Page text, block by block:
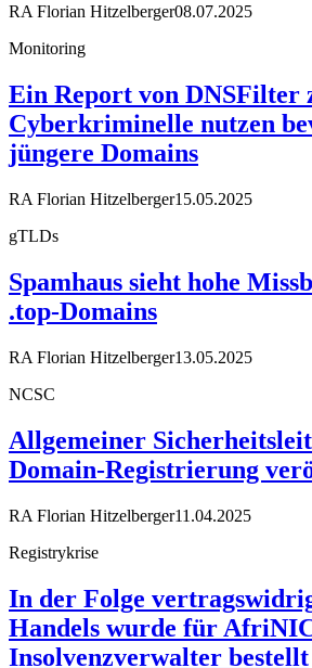
RA Florian Hitzelberger08.07.2025
Monitoring
Ein Report von DNSFilter
Cyberkriminelle nutzen
jüngere Domains
RA Florian Hitzelberger15.05.2025
gTLDs
Spamhaus sieht hohe
.top-Domains
RA Florian Hitzelberger13.05.2025
NCSC
Allgemeiner
Domain-Registrierung
RA Florian Hitzelberger11.04.2025
Registrykrise
In der Folge
Handels wurde für
Insolvenzverwalter bestellt